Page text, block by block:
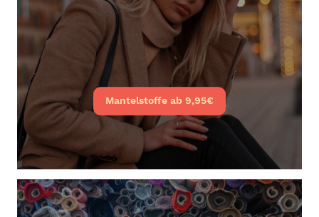
Mantelstoffe ab 9,95€